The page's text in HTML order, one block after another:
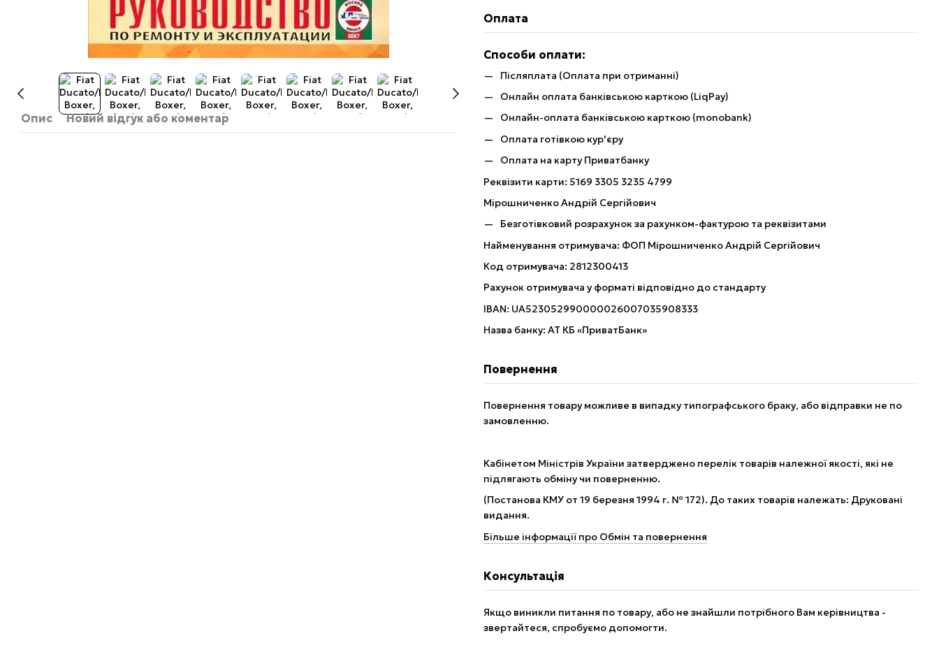
Опис Новий відгук або коментар
Оплата
Способи оплати:
Післяплата (Оплата при отриманні)
Онлайн оплата банківською карткою (LiqPay)
Онлайн-оплата банківською карткою (monobank)
Оплата готівкою кур'єру
Оплата на карту Приватбанку
Реквізити карти: 5169 3305 3235 4799
Мірошниченко Андрій Сергійович
Безготівковий розрахунок за рахунком-фактурою та реквізитами
Найменування отримувача: ФОП Мірошниченко Андрій Сергійович
Код отримувача: 2812300413
Рахунок отримувача у форматі відповідно до стандарту
IBAN: UA523052990000026007035908333
Назва банку: АТ КБ «ПриватБанк»
Повернення
Повернення товару можливе в випадку типографського браку, або відправки не по
замовленню.
Кабінетом Міністрів України затверджено перелік товарів належної якості, які не
підлягають обміну чи поверненню.
(Постанова КМУ от 19 березня 1994 г. № 172). До таких товарів належать: Друковані
видання.
Більше інформації про Обмін та повернення
Консультація
Якщо виникли питання по товару, або не знайшли потрібного Вам керівництва -
звертайтеся, спробуємо допомогти.